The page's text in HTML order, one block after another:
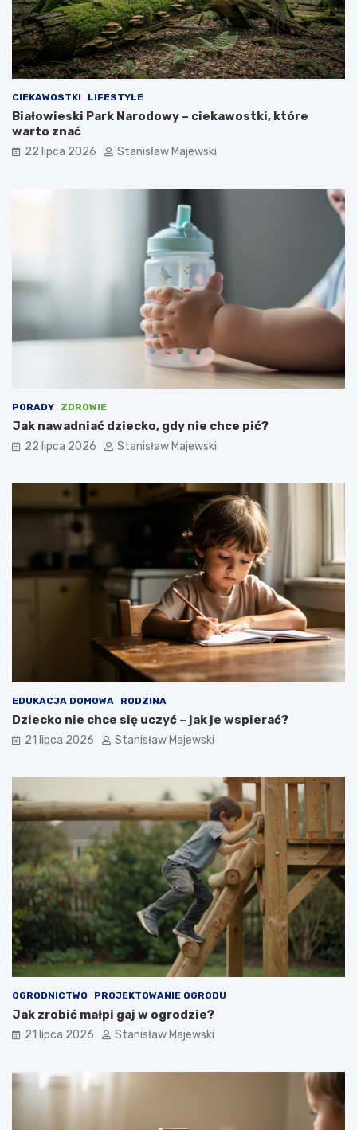
CIEKAWOSTKI LIFESTYLE
Białowieski Park Narodowy – ciekawostki, które
warto znać
22 lipca 2026 Stanisław Majewski
PORADY ZDROWIE
Jak nawadniać dziecko, gdy nie chce pić?
22 lipca 2026 Stanisław Majewski
EDUKACJA DOMOWA RODZINA
Dziecko nie chce się uczyć – jak je wspierać?
21 lipca 2026 Stanisław Majewski
OGRODNICTWO PROJEKTOWANIE OGRODU
Jak zrobić małpi gaj w ogrodzie?
21 lipca 2026 Stanisław Majewski